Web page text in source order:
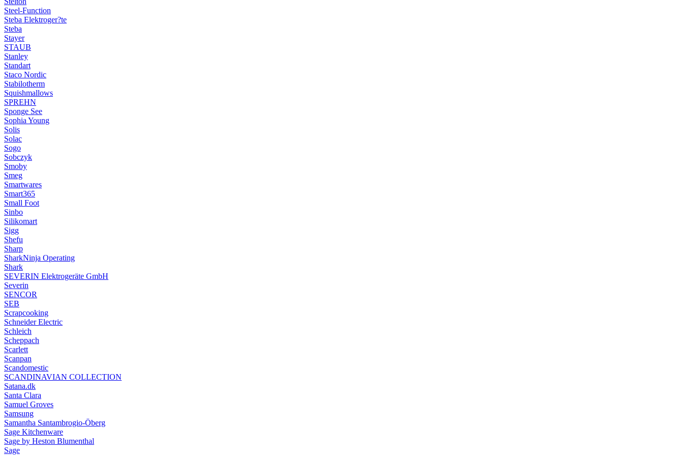
Steel-Function
Steba Elektroger?te
Steba
Stayer
STAUB
Stanley
Standart
Staco Nordic
Stabilotherm
Squishmallows
SPREHN
Sponge See
Sophia Young
Solis
Solac
Sogo
Sobczyk
Smoby
Smeg
Smartwares
Smart365
Small Foot
Sinbo
Silikomart
Sigg
Shefu
Sharp
SharkNinja Operating
Shark
SEVERIN Elektrogeräte GmbH
Severin
SENCOR
SEB
Scrapcooking
Schneider Electric
Schleich
Scheppach
Scarlett
Scanpan
Scandomestic
SCANDINAVIAN COLLECTION
Satana.dk
Santa Clara
Samuel Groves
Samsung
Samantha Santambrogio-Öberg
Sage Kitchenware
Sage by Heston Blumenthal
Sage